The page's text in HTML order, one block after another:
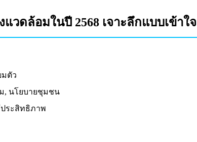
ดล้อมในปี 2568 เจาะลึกแบบเข้าใ
มตัว
, นโยบายชุมชน
ระสิทธิภาพ